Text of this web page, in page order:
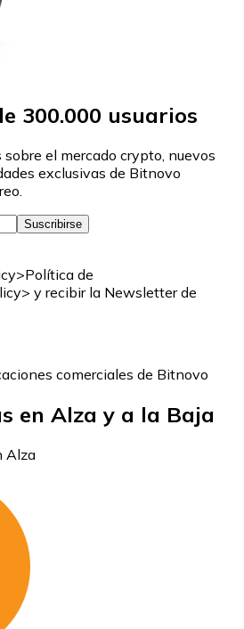
300.000 usuarios
el mercado crypto, nuevos
exclusivas de Bitnovo
Suscribirse
de
y recibir la Newsletter de
comerciales de Bitnovo
en Alza y a la Baja
Alza